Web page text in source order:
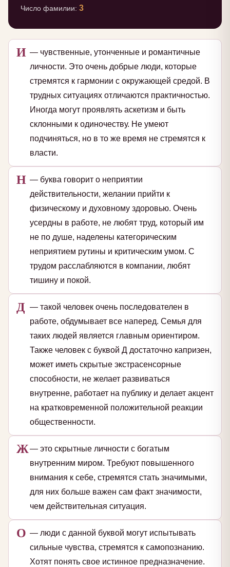
Число фамилии: 3
И — чувственные, утонченные и романтичные
личности. Это очень добрые люди, которые
стремятся к гармонии с окружающей средой. В
трудных ситуациях отличаются практичностью.
Иногда могут проявлять аскетизм и быть
склонными к одиночеству. Не умеют
подчиняться, но в то же время не стремятся к
власти.
Н — буква говорит о неприятии
действительности, желании прийти к
физическому и духовному здоровью. Очень
усердны в работе, не любят труд, который им
не по душе, наделены категорическим
неприятием рутины и критическим умом. С
трудом расслабляются в компании, любят
тишину и покой.
Д — такой человек очень последователен в
работе, обдумывает все наперед. Семья для
таких людей является главным ориентиром.
Также человек с буквой Д достаточно капризен,
может иметь скрытые экстрасенсорные
способности, не желает развиваться
внутренне, работает на публику и делает акцент
на кратковременной положительной реакции
общественности.
Ж— это скрытные личности с богатым
внутренним миром. Требуют повышенного
внимания к себе, стремятся стать значимыми,
для них больше важен сам факт значимости,
чем действительная ситуация.
О — люди с данной буквой могут испытывать
сильные чувства, стремятся к самопознанию.
Хотят понять свое истинное предназначение.